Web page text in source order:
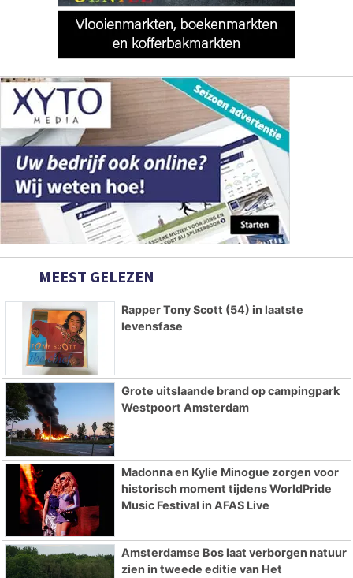
MEEST GELEZEN
Rapper Tony Scott (54) in laatste
levensfase
Grote uitslaande brand op campingpark
Westpoort Amsterdam
Madonna en Kylie Minogue zorgen voor
historisch moment tijdens WorldPride
Music Festival in AFAS Live
Amsterdamse Bos laat verborgen natuur
zien in tweede editie van Het